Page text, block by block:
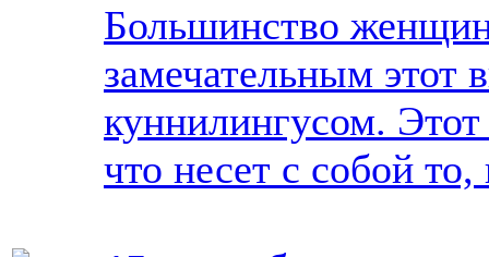
Большинство
замечательным
куннилингусом.
что несет с собой